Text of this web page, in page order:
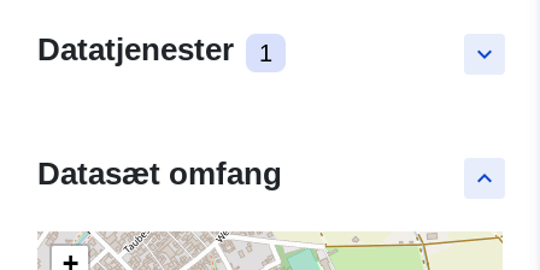
keyboard_arrow_down
Datatjenester 1
keyboard_arrow_up
Datasæt omfang
+